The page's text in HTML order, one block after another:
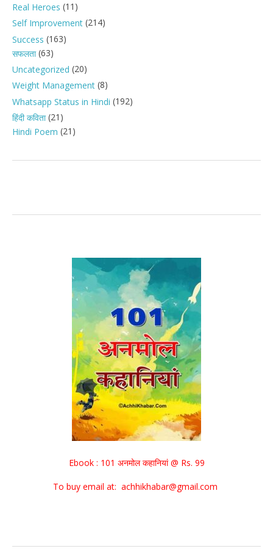
Real Heroes (11)
Self Improvement (214)
Success (163)
सफलता(63)
Uncategorized (20)
Weight Management (8)
Whatsapp Status in Hindi (192)
हिंदी कविता(21)
Hindi Poem (21)
Ebook : 101 अनमोल कहानियां @ Rs. 99
To buy email at: achhikhabar@gmail.com